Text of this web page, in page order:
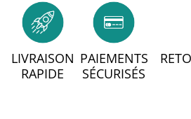
LIVRAISON
RAPIDE
PAIEMENTS
SÉCURISÉS